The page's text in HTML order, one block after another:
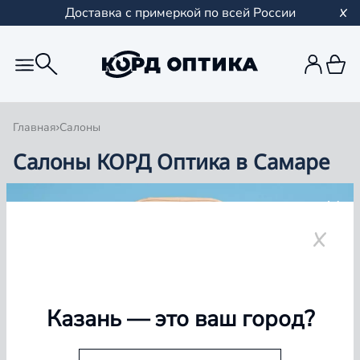
Доставка с примеркой по всей России
Главная Салоны
Салоны КОРД Оптика в Самаре
Группа компаний «Корд Оптика» - это более 100
Казань— это ваш город?